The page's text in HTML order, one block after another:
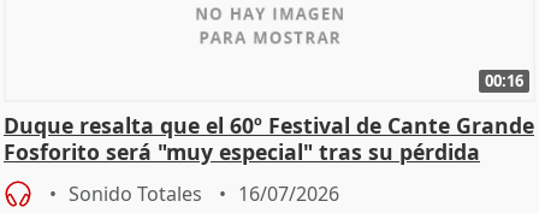
00:16
Duque resalta que el 60º Festival de Cante Grande
Fosforito será "muy especial" tras su pérdida
Sonido Totales 16/07/2026